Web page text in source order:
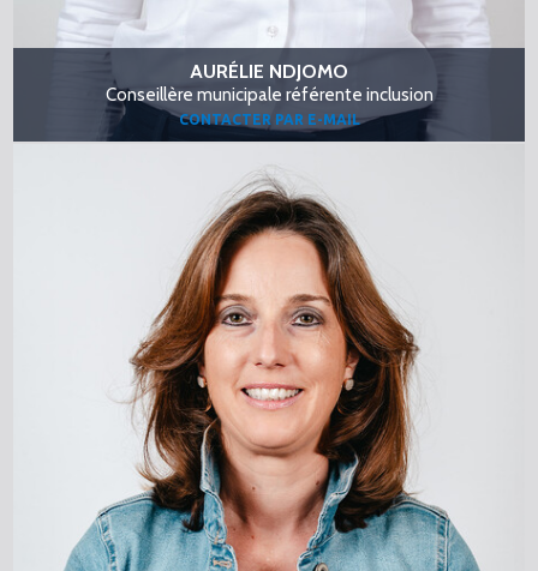
AURÉLIE NDJOMO
Conseillère municipale référente inclusion
CONTACTER PAR E-MAIL